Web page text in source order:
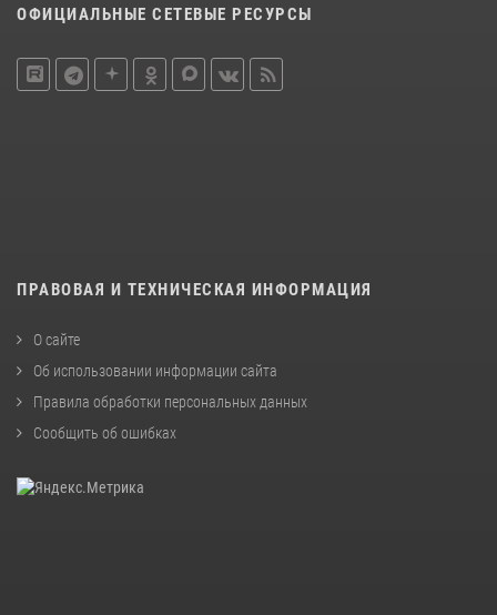
ОФИЦИАЛЬНЫЕ СЕТЕВЫЕ РЕСУРСЫ
ПРАВОВАЯ И ТЕХНИЧЕСКАЯ ИНФОРМАЦИЯ
О сайте
Об использовании информации сайта
Правила обработки персональных данных
Сообщить об ошибках